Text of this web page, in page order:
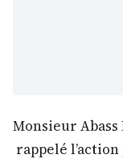
Monsieur
rappelé